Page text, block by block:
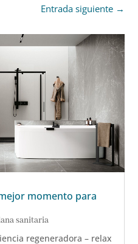
Entrada siguiente→
momento para
sanitaria
regeneradora – relax